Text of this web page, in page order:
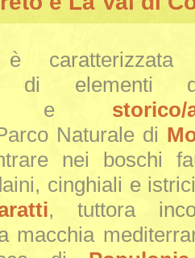
caratterizzata
di elementi
storico/
Naturale di
nei boschi
cinghiali e
, tuttora
macchia